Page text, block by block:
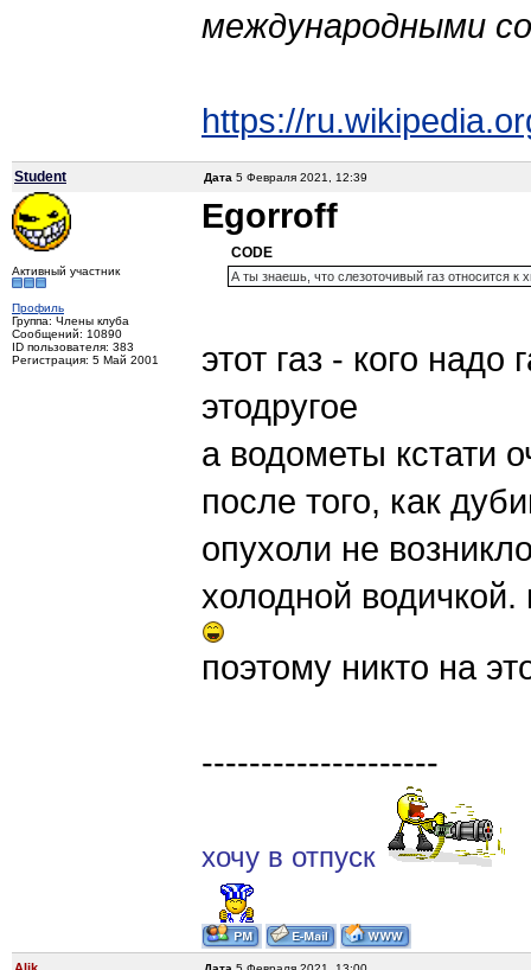
международными
https://
Student Дата 5 Февраля 2021, 12:39
Активный участник
Профиль
Группа: Члены клуба
Сообщений: 10890
ID пользователя: 383
Регистрация: 5 Май 2001
Egorroff
CODE
А ты знаешь, что слезоточивый газ относится к
этот газ - кого надо
этодругое
а водометы кстати
после того, как
опухоли не
холодной
поэтому никто на
--------------------
хочу в отпуск